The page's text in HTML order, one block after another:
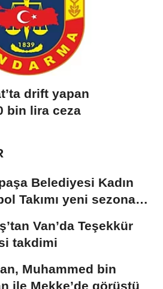
drift yapan
bin lira ceza
Belediyesi Kadın
Takımı yeni sezona
Van’da Teşekkür
takdimi
Muhammed bin
ile Mekke’de görüştü